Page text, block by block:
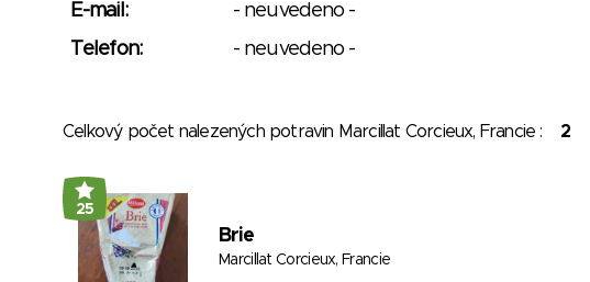
E-mail:
- neuvedeno -
Telefon:
- neuvedeno -
Celkový počet nalezených potravin Marcillat Corcieux, Francie : 2
25
Brie
Marcillat Corcieux, Francie